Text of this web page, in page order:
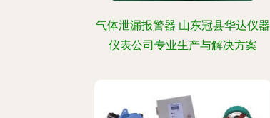
气体泄漏报警器 山东冠县华达仪器
仪表公司专业生产与解决方案